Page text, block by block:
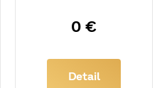
0 €
Detail